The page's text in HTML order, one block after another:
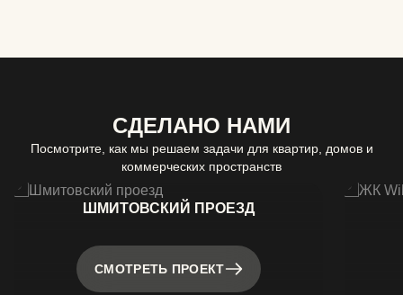
СДЕЛАНО НАМИ
Посмотрите, как мы решаем задачи для квартир, домов и
коммерческих пространств
ШМИТОВСКИЙ ПРОЕЗД
СМОТРЕТЬ ПРОЕКТ